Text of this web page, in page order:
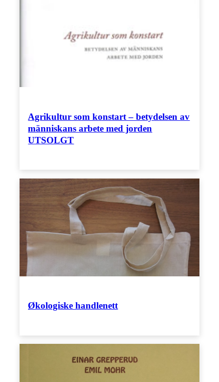
Agrikultur som konstart – betydelsen av
människans arbete med jorden
UTSOLGT
Økologiske handlenett